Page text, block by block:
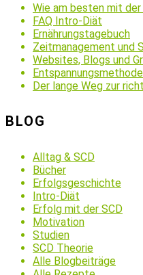
Wie am besten mit der
FAQ Intro-Diät
Ernährungstagebuch
Zeitmanagement und
Websites, Blogs und
Der lange Weg zur
BLOG
Alltag & SCD
Bücher
Erfolgsgeschichte
Intro-Diät
Erfolg mit der SCD
Motivation
Studien
SCD Theorie
Alle Blogbeiträge